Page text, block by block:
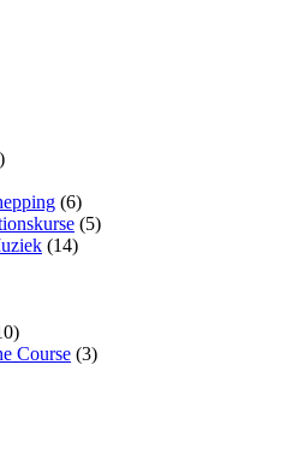
(6)
(5)
(14)
Course (3)